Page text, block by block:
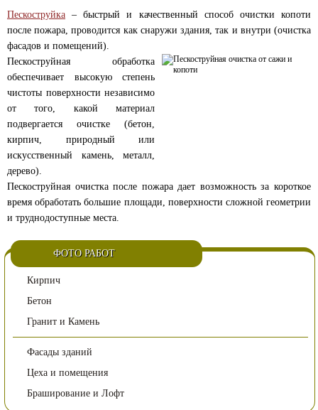
Пескоструйка – быстрый и качественный способ очистки копоти
после пожара, проводится как снаружи здания, так и внутри (очистка
фасадов и помещений).
Пескоструйная обработка
обеспечивает высокую степень
чистоты поверхности независимо
от того, какой материал
подвергается очистке (бетон,
кирпич, природный или
искусственный камень, металл,
дерево).
Пескоструйная очистка после пожара дает возможность за короткое
время обработать большие площади, поверхности сложной геометрии
и труднодоступные места.
ФОТО РАБОТ
Кирпич
Бетон
Гранит и Камень
Фасады зданий
Цеха и помещения
Браширование и Лофт